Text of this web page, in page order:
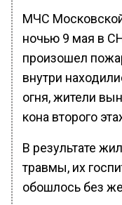
МЧС
ночью 9 мая в
произошел
внутри
огня, жители
кона второго
В результате
травмы, их
обошлось без